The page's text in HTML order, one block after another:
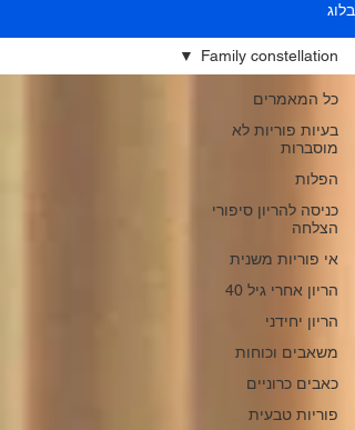
בלוג
כל המאמרים
בעיות פוריות לא
מוסברות
הפלות
כניסה להריון סיפורי
הצלחה
אי פוריות משנית
הריון אחרי גיל 40
הריון יחידני
משאבים וכוחות
כאבים כרוניים
פוריות טבעית
Family constellation